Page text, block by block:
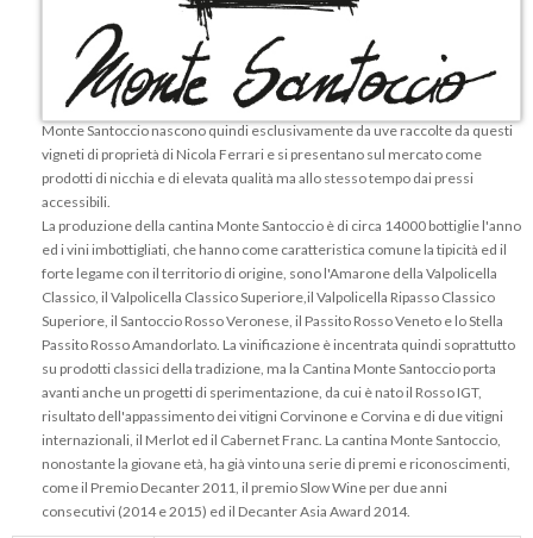
Quintarelli), e dalla moglie Laura.
I vigneti della cantina si estendono per circa 3 ettari sulla bellissima collina di
Monte Santoccio a Fumane, cuore della Valpolicella classica e producono
per la maggior parte uve del territorio, come Corvina, Corvinone, Molinara e
Rondinella per un totale di circa 180 quintali all'anno. I vini della cantina
Monte Santoccio nascono quindi esclusivamente da uve raccolte da questi
vigneti di proprietà di Nicola Ferrari e si presentano sul mercato come
prodotti di nicchia e di elevata qualità ma allo stesso tempo dai pressi
accessibili.
La produzione della cantina Monte Santoccio è di circa 14000 bottiglie l'anno
ed i vini imbottigliati, che hanno come caratteristica comune la tipicità ed il
forte legame con il territorio di origine, sono l'Amarone della Valpolicella
Classico, il Valpolicella Classico Superiore,il Valpolicella Ripasso Classico
Superiore, il Santoccio Rosso Veronese, il Passito Rosso Veneto e lo Stella
Passito Rosso Amandorlato. La vinificazione è incentrata quindi soprattutto
su prodotti classici della tradizione, ma la Cantina Monte Santoccio porta
avanti anche un progetti di sperimentazione, da cui è nato il Rosso IGT,
risultato dell'appassimento dei vitigni Corvinone e Corvina e di due vitigni
internazionali, il Merlot ed il Cabernet Franc. La cantina Monte Santoccio,
nonostante la giovane età, ha già vinto una serie di premi e riconoscimenti,
come il Premio Decanter 2011, il premio Slow Wine per due anni
consecutivi (2014 e 2015) ed il Decanter Asia Award 2014.